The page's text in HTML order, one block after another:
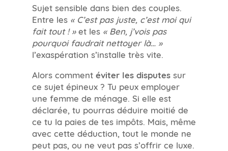
Sujet sensible dans bien des couples.
Entre les « C’est pas juste, c’est moi qui
fait tout ! »et les « Ben, j’vois pas
pourquoi faudrait nettoyer là… »
l’exaspération s’installe très vite.
Alors comment éviter les disputessur
ce sujet épineux ? Tu peux employer
une femme de ménage. Si elle est
déclarée, tu pourras déduire moitié de
ce tu la paies de tes impôts. Mais, même
avec cette déduction, tout le monde ne
peut pas, ou ne veut pas s’offrir ce luxe.